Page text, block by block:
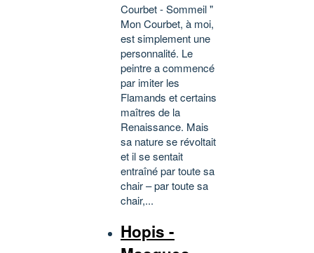
Courbet - Sommeil "
Mon Courbet, à moi,
est simplement une
personnalité. Le
peintre a commencé
par imiter les
Flamands et certains
maîtres de la
Renaissance. Mais
sa nature se révoltait
et il se sentait
entraîné par toute sa
chair – par toute sa
chair,...
Hopis -